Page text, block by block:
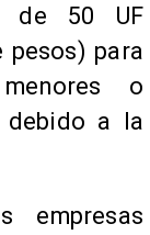
de 50 UF
pesos) para
o
debido a la
empresas